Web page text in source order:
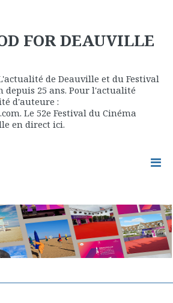
FOR DEAUVILLE
de Deauville et du Festival
depuis 25 ans. Pour l'actualité
d'auteure :
Le 52e Festival du Cinéma
en direct ici.